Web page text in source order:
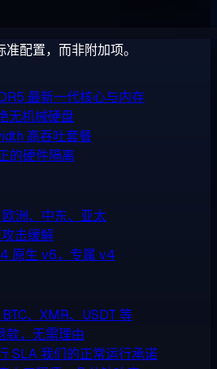
配置，而非附加项。
最新一代核心与内存
无机械硬盘
高吞吐套餐
的硬件隔离
洲、中东、亚太
击缓解
原生 v6，专属 v4
BTC、XMR、USDT 等
款，无需理由
SLA我们的正常运行承诺